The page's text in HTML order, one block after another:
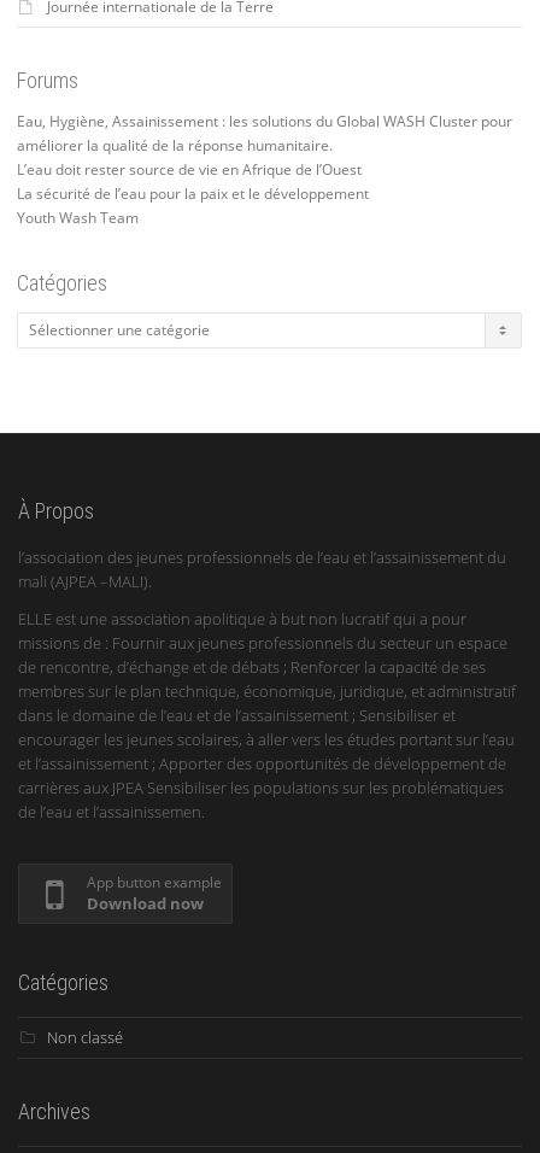
Journée internationale de la Terre
Forums
Eau, Hygiène, Assainissement : les solutions du Global WASH Cluster pour
améliorer la qualité de la réponse humanitaire.
L’eau doit rester source de vie en Afrique de l’Ouest
La sécurité de l’eau pour la paix et le développement
Youth Wash Team
Catégories
Catégories
À Propos
l’association des jeunes professionnels de l’eau et l’assainissement du
mali (AJPEA –MALI).
ELLE est une association apolitique à but non lucratif qui a pour
missions de : Fournir aux jeunes professionnels du secteur un espace
de rencontre, d’échange et de débats ; Renforcer la capacité de ses
membres sur le plan technique, économique, juridique, et administratif
dans le domaine de l’eau et de l’assainissement ; Sensibiliser et
encourager les jeunes scolaires, à aller vers les études portant sur l’eau
et l’assainissement ; Apporter des opportunités de développement de
carrières aux JPEA Sensibiliser les populations sur les problématiques
de l’eau et l’assainissemen.
App button example
Download now
Catégories
Non classé
Archives